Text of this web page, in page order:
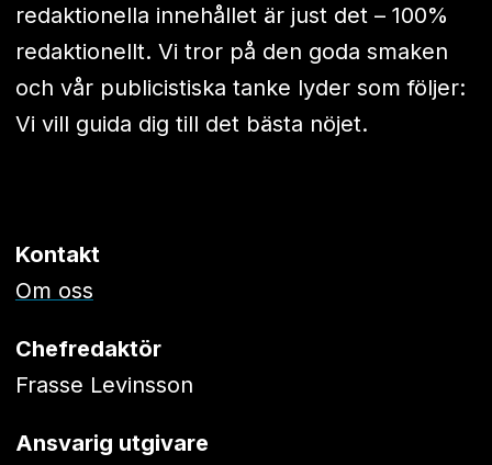
redaktionella innehållet är just det – 100%
redaktionellt. Vi tror på den goda smaken
och vår publicistiska tanke lyder som följer:
Vi vill guida dig till det bästa nöjet.
Kontakt
Om oss
Chefredaktör
Frasse Levinsson
Ansvarig utgivare